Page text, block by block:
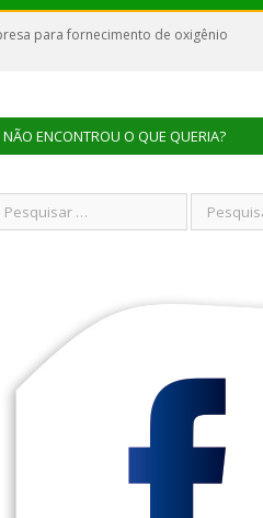
para fornecimento de oxigênio
NÃO ENCONTROU O QUE QUERIA?